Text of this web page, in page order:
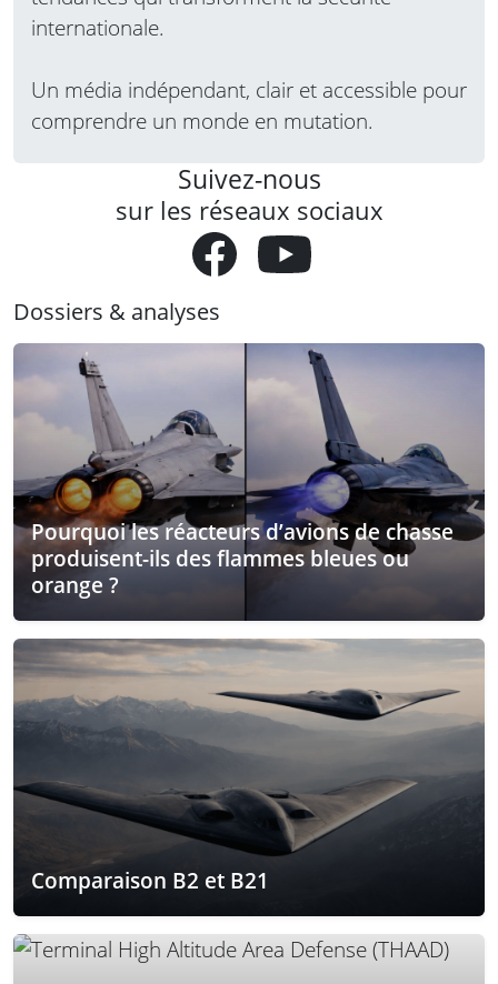
internationale.
Un média indépendant, clair et accessible pour
comprendre un monde en mutation.
Suivez-nous
sur les réseaux sociaux
Dossiers & analyses
Pourquoi les réacteurs d’avions de chasse
produisent-ils des flammes bleues ou
orange ?
Comparaison B2 et B21